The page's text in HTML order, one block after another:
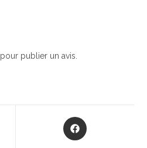
pour publier un avis.
Opens
in